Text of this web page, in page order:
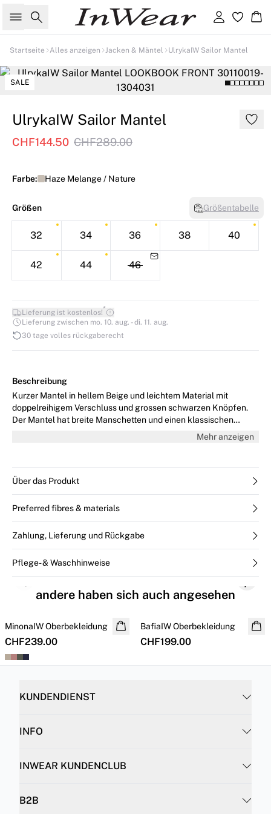
Suche Einloggen
Startseite Alles anzeigen Jacken & Mäntel UlrykaIW Sailor Mantel
SALE
UlrykaIW Sailor Mantel
CHF144.50 CHF289.00
Farbe: Haze Melange / Nature
Größen Größentabelle
32 34 36 38 40
42 44 46
Lieferung ist kostenlos!*
Lieferung zwischen mo. 10. aug. - di. 11. aug.
30 tage volles rückgaberecht
Beschreibung
Kurzer Mantel in hellem Beige und leichtem Material mit
doppelreihigem Verschluss und grossen schwarzen Knöpfen.
Der Mantel hat breite Manschetten und einen klassischen
Mehr anzeigen
Über das Produkt
Preferred fibres & materials
Zahlung, Lieferung und Rückgabe
Pflege- & Waschhinweise
andere haben sich auch angesehen
NEUHEITEN
MinonaIW Oberbekleidung
CHF239.00
NEUHEITEN
BafiaIW Oberbekleidung
CHF199.00
Previous slide Next
KUNDENDIENST
INFO
INWEAR KUNDENCLUB
B2B